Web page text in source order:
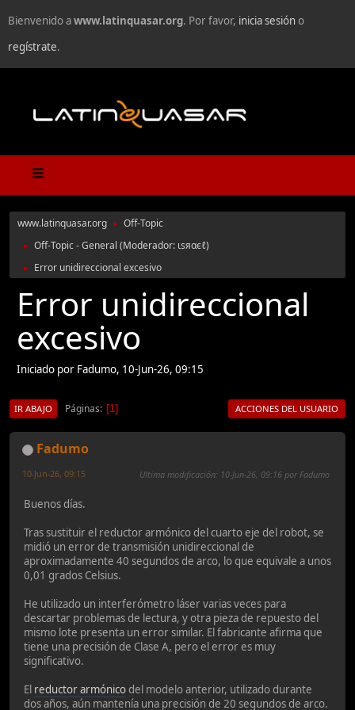
Bienvenido awww.latinquasar.org. Por favor, inicia sesióno
regístrate.
www.latinquasar.org ► Off-Topic
► Off-Topic - General (Moderador: ιѕяαєℓ)
► Error unidireccional excesivo
Error unidireccional
excesivo
Iniciado por Fadumo, 10-Jun-26, 09:15
IR ABAJO Páginas 1 ACCIONES DEL USUARIO
Fadumo
10-Jun-26, 09:15 Ultima modificación: 10-Jun-26, 09:16 por Fadumo
Buenos días.
Tras sustituir el reductor armónico del cuarto eje del robot, se
midió un error de transmisión unidireccional de
aproximadamente 40 segundos de arco, lo que equivale a unos
0,01 grados Celsius.
He utilizado un interferómetro láser varias veces para
descartar problemas de lectura, y otra pieza de repuesto del
mismo lote presenta un error similar. El fabricante afirma que
tiene una precisión de Clase A, pero el error es muy
significativo.
El reductor armónicodel modelo anterior, utilizado durante
dos años, aún mantenía una precisión de 20 segundos de arco.